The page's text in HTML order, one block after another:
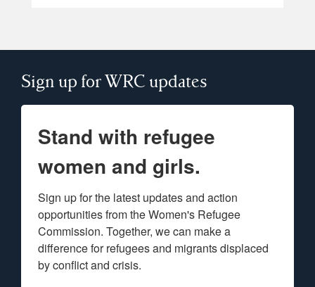
Sign up for WRC updates
Stand with refugee
women and girls.
Sign up for the latest updates and action
opportunities from the Women's Refugee
Commission. Together, we can make a
difference for refugees and migrants displaced
by conflict and crisis.